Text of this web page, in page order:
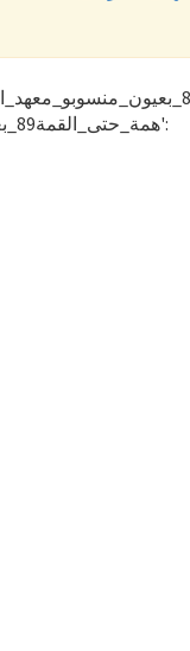
with the word 'همة_حتى_القمة89_بعيون_منسوبو_معهد_الفكرية_بالحصمة':